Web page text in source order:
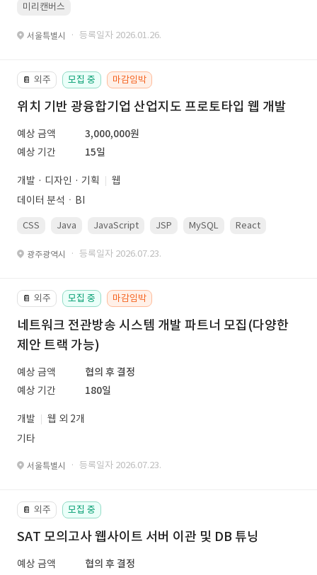
미리캔버스
서울특별시 · 등록일자 2026.01.26.
📔 외주 모집 중 마감임박
위치 기반 광융합기업 산업지도 프로토타입 웹 개발
예상 금액
3,000,000원
예상 기간
15일
개발 · 디자인 · 기획
웹
데이터 분석ㆍBI
CSS Java JavaScript JSP MySQL React
광주광역시 · 등록일자 2026.07.23.
📔 외주 모집 중 마감임박
네트워크 전관방송 시스템 개발 파트너 모집(다양한
제안 트랙 가능)
예상 금액
협의 후 결정
예상 기간
180일
개발
웹 외 2개
기타
서울특별시 · 등록일자 2026.07.23.
📔 외주 모집 중
SAT 모의고사 웹사이트 서버 이관 및 DB 튜닝
예상 금액
협의 후 결정